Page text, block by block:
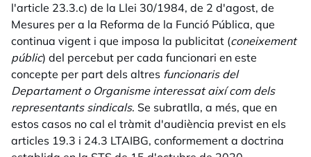
l'article 23.3.c) de la Llei 30/1984, de 2 d'agost, de
Mesures per a la Reforma de la Funció Pública, que
continua vigent i que imposa la publicitat (coneixement
públic) del percebut per cada funcionari en este
concepte per part dels altres funcionaris del
Departament o Organisme interessat així com dels
representants sindicals. Se subratlla, a més, que en
estos casos no cal el tràmit d'audiència previst en els
articles 19.3 i 24.3 LTAIBG, conformement a doctrina